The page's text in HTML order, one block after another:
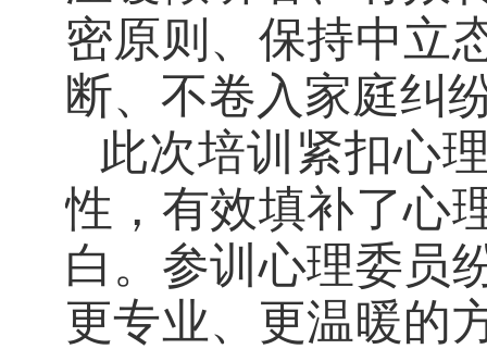
密原则、保持中立
断、不卷入家庭纠
此次培训紧扣心
性，有效填补了心
白。参训心理委员
更专业、更温暖的